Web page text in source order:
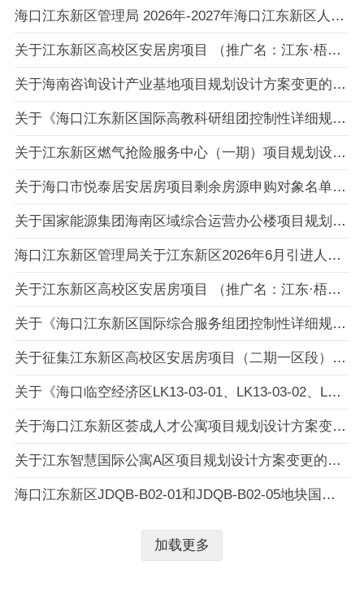
海口江东新区管理局 2026年-2027年海口江东新区人才就业服务站服务采购比选公告
关于江东新区高校区安居房项目 （推广名：江东·梧桐里） 第一批剩余房源申购对象名单的公示
关于海南咨询设计产业基地项目规划设计方案变更的公示
关于《海口江东新区国际高教科研组团控制性详细规划》JDGJ-10-C08地块修改的公示
关于江东新区燃气抢险服务中心（一期）项目规划设计方案批前公示
关于海口市悦泰居安居房项目剩余房源申购对象名单的公示
关于国家能源集团海南区域综合运营办公楼项目规划设计方案批前公示
海口江东新区管理局关于江东新区2026年6月引进人才住房补贴人员名单的公示
关于江东新区高校区安居房项目 （推广名：江东·梧桐里） 第一批剩余房源申购对象名单的公示
关于《海口江东新区国际综合服务组团控制性详细规划》JDZH-01-D08~D11地块规划修改的公示启事
关于征集江东新区高校区安居房项目（二期一区段）分户验收预选房对象的公告
关于《海口临空经济区LK13-03-01、LK13-03-02、LK13-04-01、LK13-04-02地块详细规划》的公示
关于海口江东新区荟成人才公寓项目规划设计方案变更的公示
关于江东智慧国际公寓A区项目规划设计方案变更的公示
海口江东新区JDQB-B02-01和JDQB-B02-05地块国有土地使用权协议出让信息公示
加载更多